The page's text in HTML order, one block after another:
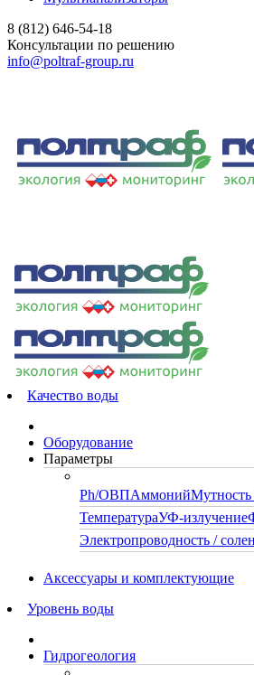
8 (812) 646-54-18
Консультации по решению
info@poltraf-group.ru
Качество воды
Оборудование
Параметры
Ph/ОВПАммоний
ТемператураУФ-излучение
Электропроводность /
Аксессуары и комплектующие
Уровень воды
Гидрогеология